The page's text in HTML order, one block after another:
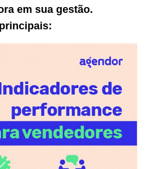
em sua gestão.